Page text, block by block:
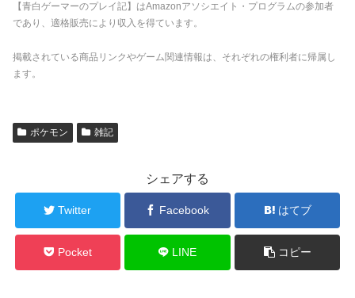
【青白ゲーマーのプレイ記】はAmazonアソシエイト・プログラムの参加者
であり、適格販売により収入を得ています。
掲載されている商品リンクやゲーム関連情報は、それぞれの権利者に帰属し
ます。
ポケモン 雑記
シェアする
Twitter Facebook はてブ
Pocket LINE コピー